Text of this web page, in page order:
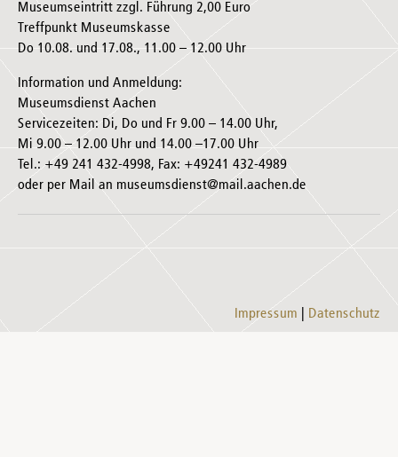
Museumseintritt zzgl. Führung 2,00 Euro
Treffpunkt Museumskasse
Do 10.08. und 17.08., 11.00 – 12.00 Uhr
Information und Anmeldung:
Museumsdienst Aachen
Servicezeiten: Di, Do und Fr 9.00 – 14.00 Uhr,
Mi 9.00 – 12.00 Uhr und 14.00 –17.00 Uhr
Tel.: +49 241 432-4998, Fax: +49241 432-4989
oder per Mail an museumsdienst@mail.aachen.de
Impressum Datenschutz